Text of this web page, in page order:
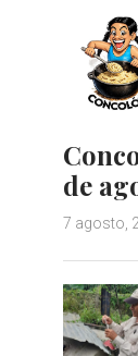
de
7 agosto,